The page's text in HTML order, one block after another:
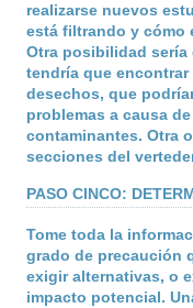
realizarse nuevos
está filtrando y cómo
Otra posibilidad sería
tendría que
desechos, que
problemas a causa
contaminantes. Otra
secciones del
PASO CINCO:
Tome toda la
grado de precaución
exigir alternativas, o
impacto potencial.